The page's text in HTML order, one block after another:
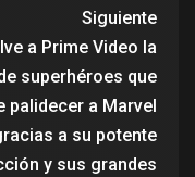
Siguiente
a Prime Video la
superhéroes que
palidecer a Marvel
a su potente
y sus grandes